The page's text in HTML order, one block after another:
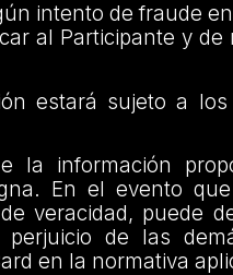
intento de fraude
al Participante y de
estará sujeto a los
la información
En el evento
veracidad, puede
de las
en la normativa